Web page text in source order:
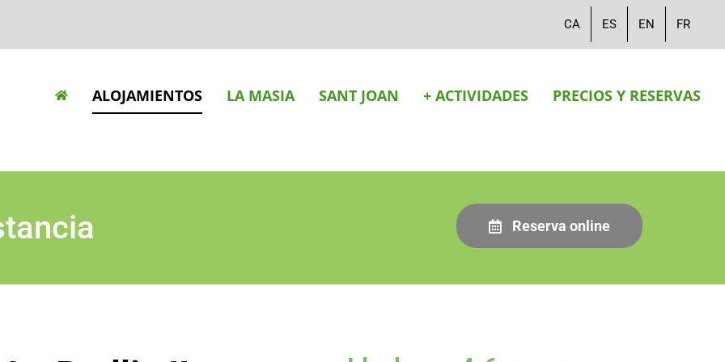
CA ES EN FR
ALOJAMIENTOS LA MASIA SANT JOAN + ACTIVIDADES PRECIOS Y RESERVAS
Reserva online